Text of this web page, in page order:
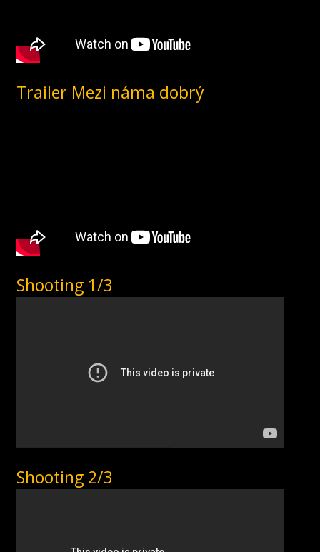
Trailer Mezi náma dobrý
Shooting 1/3
Shooting 2/3